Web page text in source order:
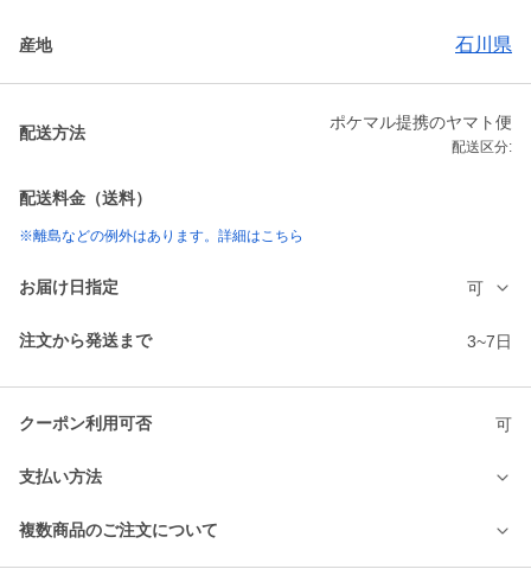
産地 石川県
配送方法
ポケマル提携のヤマト便
配送区分:
配送料金（送料）
※離島などの例外はあります。詳細はこちら
お届け日指定 可
注文から発送まで 3~7日
クーポン利用可否 可
支払い方法
複数商品のご注文について